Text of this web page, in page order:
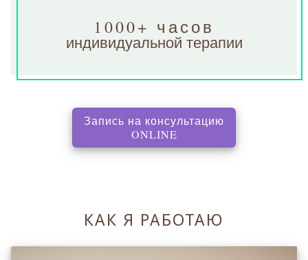
1000+ часов
индивидуальной терапии
Запись на консультацию
ONLINE, перенаправляет на
КАК Я РАБОТАЮ